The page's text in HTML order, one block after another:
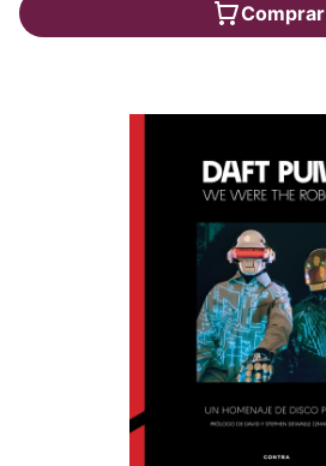
Comprar